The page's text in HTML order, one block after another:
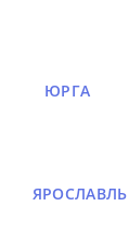
ЮРГА
ЯРОСЛАВЛЬ